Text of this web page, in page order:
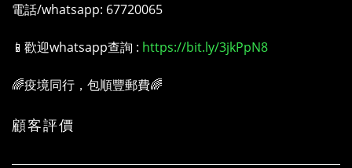
電話/whatsapp: 67720065
📱歡迎whatsapp查詢 : https://bit.ly/3jkPpN8
🌈疫境同行，包順豐郵費🌈
顧客評價